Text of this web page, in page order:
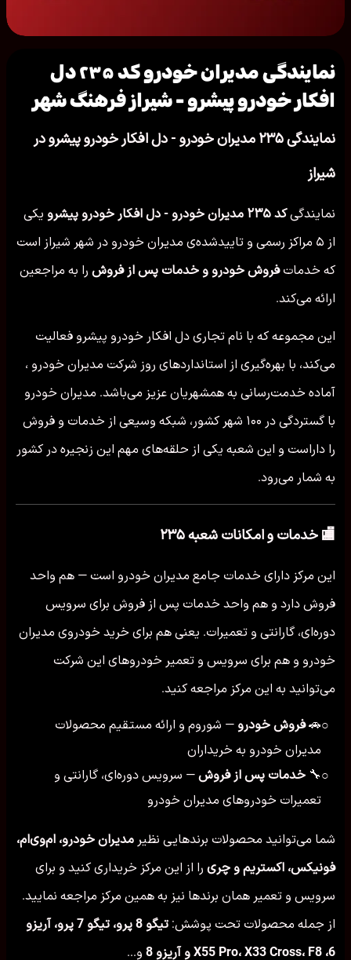
نمایندگی مدیران خودرو کد ۲۳۵ دل
افکار خودرو پیشرو - شیراز فرهنگ شهر
نمایندگی ۲۳۵ مدیران خودرو - دل افکار خودرو پیشرو در
شیراز
نمایندگیکد ۲۳۵ مدیران خودرو - دل افکار خودرو پیشرو
یکی
از ۵ مراکز رسمی و تاییدشده‌ی مدیران خودرو در شهر شیراز است
که خدماتفروش خودرو و خدمات پس از فروش را به مراجعین
ارائه می‌کند.
این مجموعه که با نام تجاری دل افکار خودرو پیشرو فعالیت
می‌کند، با بهره‌گیری از استانداردهای روز شرکت مدیران خودرو ،
آماده خدمت‌رسانی به همشهریان عزیز می‌باشد. مدیران خودرو
با گستردگی در ۱۰۰ شهر کشور، شبکه وسیعی از خدمات و فروش
را داراست و این شعبه یکی از حلقه‌های مهم این زنجیره در کشور
به شمار می‌رود.
🏬 خدمات و امکانات شعبه ۲۳۵
این مرکز دارای خدمات جامع مدیران خودرو است — هم واحد
فروش دارد و هم واحد خدمات پس از فروش برای سرویس
دوره‌ای، گارانتی و تعمیرات. یعنی هم برای خرید خودروی مدیران
خودرو و هم برای سرویس و تعمیر خودروهای این شرکت
می‌توانید به این مرکز مراجعه کنید.
○
🚗فروش خودرو — شوروم و ارائه مستقیم محصولات
مدیران خودرو به خریداران
○
🔧 خدمات پس از فروش — سرویس دوره‌ای، گارانتی و
تعمیرات خودروهای مدیران خودرو
شما می‌توانید محصولات برندهایی نظیر مدیران خودرو، ام‌وی‌ام،
فونیکس، اکستریم و چری را از این مرکز خریداری کنید و برای
سرویس و تعمیر همان برندها نیز به همین مرکز مراجعه نمایید.
از جمله محصولات تحت پوشش:
تیگو 8 پرو، تیگو 7 پرو، آریزو
6، X55 Pro، X33 Cross، F8 و آریزو 8
و...